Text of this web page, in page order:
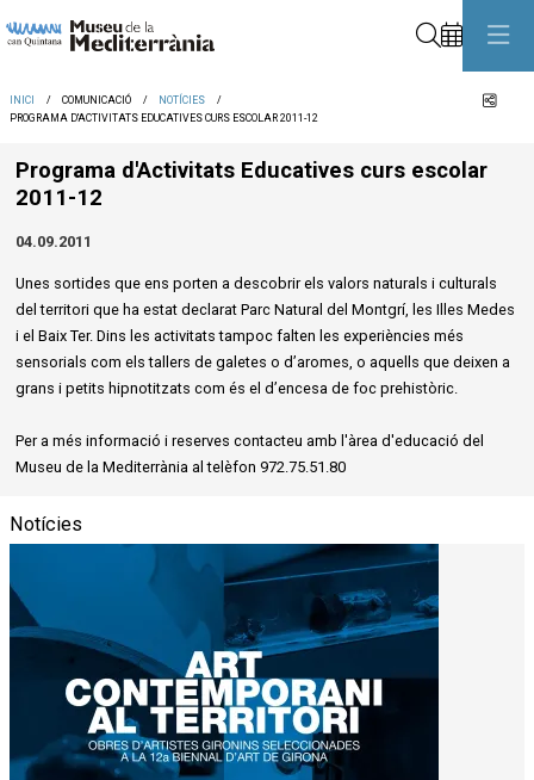
INICI COMUNICACIÓ
NOTÍCIES
PROGRAMA D'ACTIVITATS EDUCATIVES CURS ESCOLAR 2011-12
Programa d'Activitats Educatives curs escolar
2011-12
04.09.2011
Unes sortides que ens porten a descobrir els valors naturals i culturals
del territori que ha estat declarat Parc Natural del Montgrí, les Illes Medes
i el Baix Ter. Dins les activitats tampoc falten les experiències més
sensorials com els tallers de galetes o d’aromes, o aquells que deixen a
grans i petits hipnotitzats com és el d’encesa de foc prehistòric.
Per a més informació i reserves contacteu amb l'àrea d'educació del
Museu de la Mediterrània al telèfon 972.75.51.80
Notícies